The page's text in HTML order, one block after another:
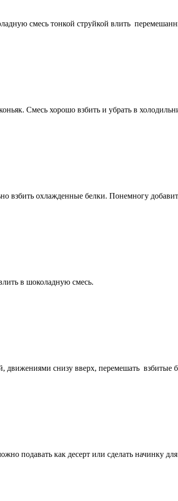
смесь тонкой струйкой влить
Смесь хорошо взбить и убрать в
взбить охлажденные белки. Понемногу
в шоколадную смесь.
движениями снизу вверх, перемешать взбитые
подавать как десерт или сделать начинку для